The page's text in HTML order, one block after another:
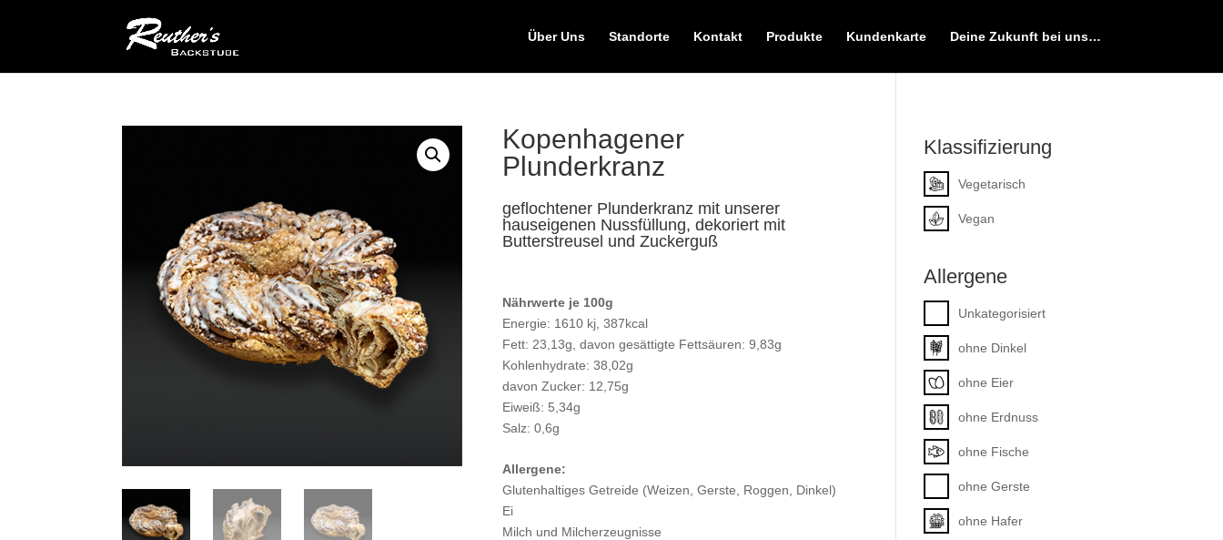
Über Uns Standorte Kontakt Produkte Kundenkarte Deine Zukunft bei uns…
Kopenhagener
Plunderkranz
geflochtener Plunderkranz mit unserer
hauseigenen Nussfüllung, dekoriert mit
Butterstreusel und Zuckerguß
Nährwerte je 100g
Energie: 1610 kj, 387kcal
Fett: 23,13g, davon gesättigte Fettsäuren: 9,83g
Kohlenhydrate: 38,02g
davon Zucker: 12,75g
Eiweiß: 5,34g
Salz: 0,6g
Allergene:
Glutenhaltiges Getreide (Weizen, Gerste, Roggen, Dinkel)
Ei
Milch und Milcherzeugnisse
Klassifizierung
Vegetarisch
Vegan
Allergene
Unkategorisiert
ohne Dinkel
ohne Eier
ohne Erdnuss
ohne Fische
ohne Gerste
ohne Hafer